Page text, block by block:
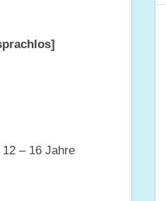
12 – 16 Jahre